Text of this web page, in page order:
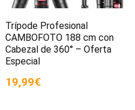
Trípode Profesional
CAMBOFOTO 188 cm con
Cabezal de 360° – Oferta
Especial
19,99€